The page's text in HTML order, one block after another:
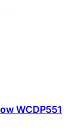
WCDP551